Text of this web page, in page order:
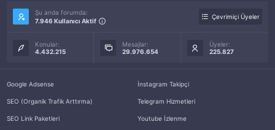
Şu anda forumda:
7.946 Kullanıcı Aktif
Çevrimiçi Üyeler
Konular:
4.432.215
Mesajlar:
29.976.654
Üyeler:
225.827
Google Adsense
SEO (Organik Trafik Arttırma)
SEO Link Paketleri
İnstagram Takipçi
Telegram Hizmetleri
Youtube İzlenme